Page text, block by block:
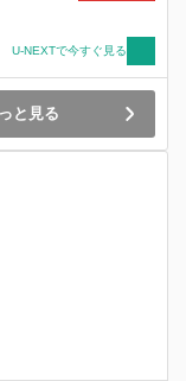
U-NEXTで今すぐ見る
と見る